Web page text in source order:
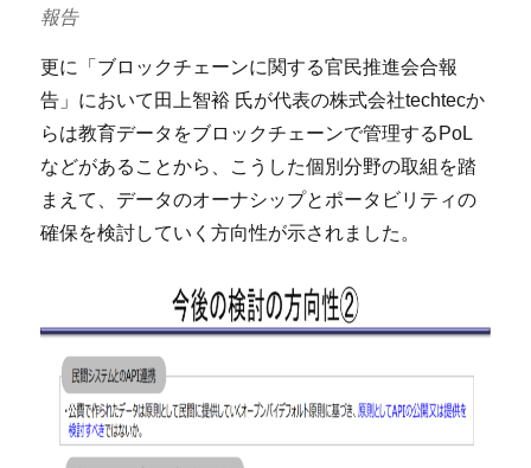
報告
更に「ブロックチェーンに関する官民推進会合報
告」において田上智裕 氏が代表の株式会社techtecか
らは教育データをブロックチェーンで管理するPoL
などがあることから、こうした個別分野の取組を踏
まえて、データのオーナシップとポータビリティの
確保を検討していく方向性が示されました。